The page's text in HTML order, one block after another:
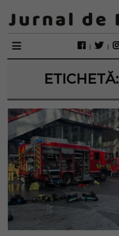
ETICHETĂ: